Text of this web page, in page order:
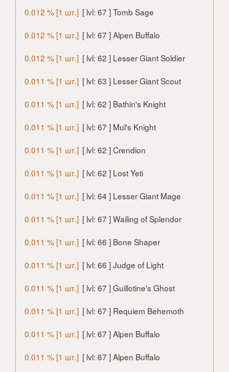
0.012 % [1 шт.] [ lvl: 67 ] Tomb Sage
0.012 % [1 шт.] [ lvl: 67 ] Alpen Buffalo
0.012 % [1 шт.] [ lvl: 62 ] Lesser Giant Soldier
0.011 % [1 шт.] [ lvl: 63 ] Lesser Giant Scout
0.011 % [1 шт.] [ lvl: 62 ] Bathin's Knight
0.011 % [1 шт.] [ lvl: 67 ] Mul's Knight
0.011 % [1 шт.] [ lvl: 62 ] Crendion
0.011 % [1 шт.] [ lvl: 62 ] Lost Yeti
0.011 % [1 шт.] [ lvl: 64 ] Lesser Giant Mage
0.011 % [1 шт.] [ lvl: 67 ] Wailing of Splendor
0.011 % [1 шт.] [ lvl: 66 ] Bone Shaper
0.011 % [1 шт.] [ lvl: 66 ] Judge of Light
0.011 % [1 шт.] [ lvl: 67 ] Guillotine's Ghost
0.011 % [1 шт.] [ lvl: 67 ] Requiem Behemoth
0.011 % [1 шт.] [ lvl: 67 ] Alpen Buffalo
0.011 % [1 шт.] [ lvl: 67 ] Alpen Buffalo